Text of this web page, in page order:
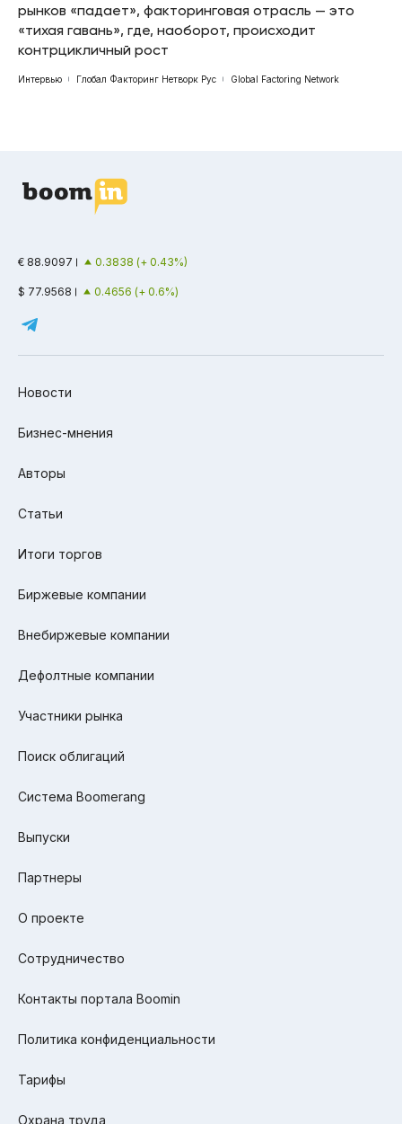
рынков «падает», факторинговая отрасль — это
«тихая гавань», где, наоборот, происходит
контрцикличный рост
Интервью Глобал Факторинг Нетворк Рус Global Factoring Network
€ 88.9097 0.3838 (+ 0.43%)
$ 77.9568 0.4656 (+ 0.6%)
Новости
Бизнес-мнения
Авторы
Статьи
Итоги торгов
Биржевые компании
Внебиржевые компании
Дефолтные компании
Участники рынка
Поиск облигаций
Система Boomerang
Выпуски
Партнеры
О проекте
Сотрудничество
Контакты портала Boomin
Политика конфиденциальности
Тарифы
Охрана труда